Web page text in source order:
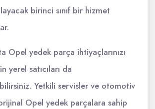
birinci sınıf bir hizmet
Opel yedek parça ihtiyaçlarınızı
yerel satıcıları da
Yetkili servisler ve otomotiv
Opel yedek parçalara sahip